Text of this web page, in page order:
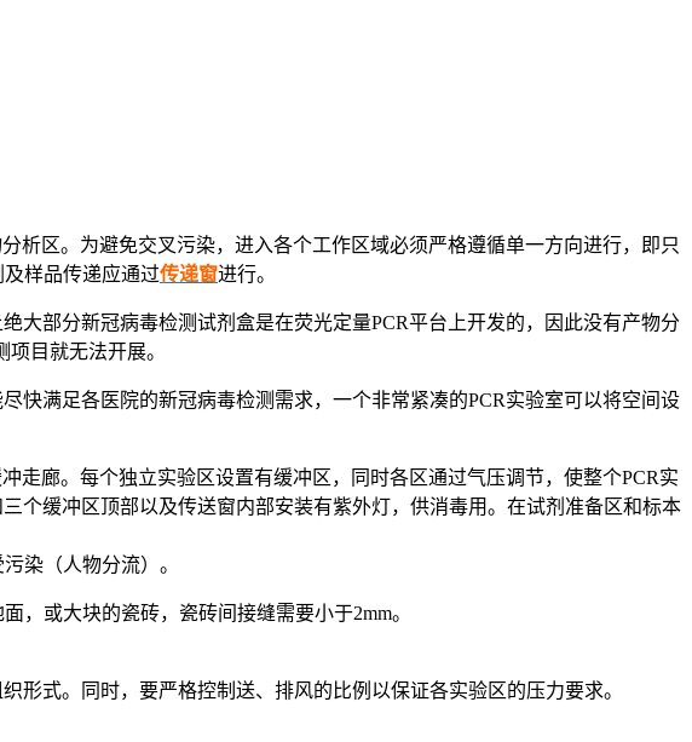
析区。为避免交叉污染，进入各个工作区域必须严格遵循单一方向进行，即只
样品传递应通过传递窗进行。
大部分新冠病毒检测试剂盒是在荧光定量PCR平台上开发的，因此没有产物分
目就无法开展。
快满足各医院的新冠病毒检测需求，一个非常紧凑的PCR实验室可以将空间设
走廊。每个独立实验区设置有缓冲区，同时各区通过气压调节，使整个PCR实
个缓冲区顶部以及传送窗内部安装有紫外灯，供消毒用。在试剂准备区和标本
染（人物分流）。
，或大块的瓷砖，瓷砖间接缝需要小于2mm。
形式。同时，要严格控制送、排风的比例以保证各实验区的压力要求。